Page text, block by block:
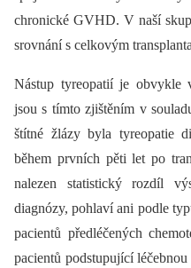
chronické GVHD. V naší
srovnání s celkovým
Nástup tyreopatií je obvykle
jsou s tímto zjištěním v
štítné žlázy byla tyreopatie
během prvních pěti let po
nalezen statistický rozdíl
diagnózy, pohlaví ani podle
pacientů předléčených
pacientů podstupující